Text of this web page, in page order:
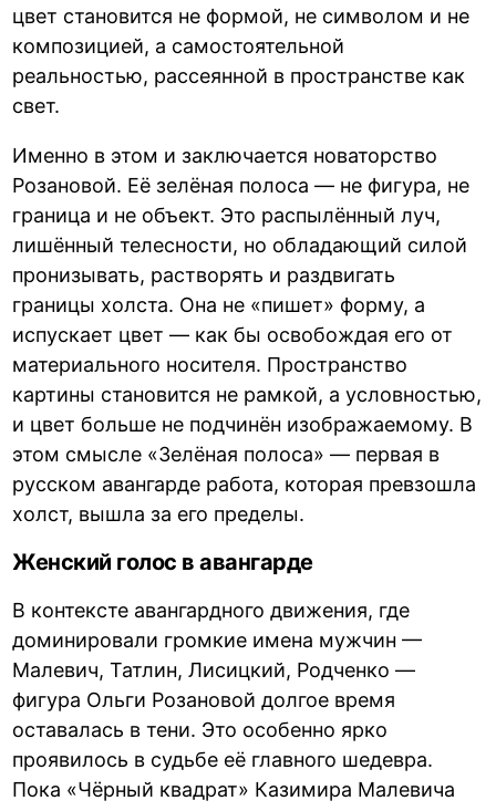
цвет становится не формой, не символом и не
композицией, а самостоятельной
реальностью, рассеянной в пространстве как
свет.
Именно в этом и заключается новаторство
Розановой. Её зелёная полоса — не фигура, не
граница и не объект. Это распылённый луч,
лишённый телесности, но обладающий силой
пронизывать, растворять и раздвигать
границы холста. Она не «пишет» форму, а
испускает цвет — как бы освобождая его от
материального носителя. Пространство
картины становится не рамкой, а условностью,
и цвет больше не подчинён изображаемому. В
этом смысле «Зелёная полоса» — первая в
русском авангарде работа, которая превзошла
холст, вышла за его пределы.
Женский голос в авангарде
В контексте авангардного движения, где
доминировали громкие имена мужчин —
Малевич, Татлин, Лисицкий, Родченко —
фигура Ольги Розановой долгое время
оставалась в тени. Это особенно ярко
проявилось в судьбе её главного шедевра.
Пока «Чёрный квадрат» Казимира Малевича